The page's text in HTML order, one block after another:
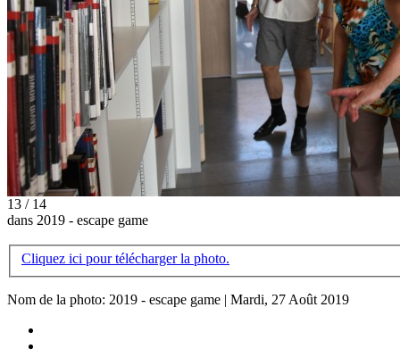
13 / 14
dans 2019 - escape game
Cliquez ici pour télécharger la photo.
Nom de la photo: 2019 - escape game | Mardi, 27 Août 2019